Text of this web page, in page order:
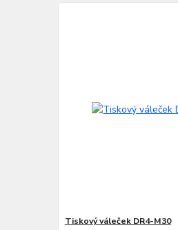
Tiskový váleček DR4-M30